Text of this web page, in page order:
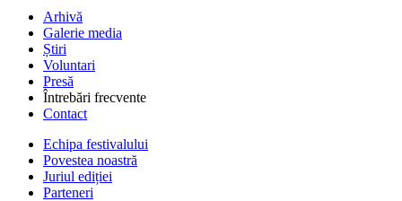
Arhivă
Galerie media
Știri
Voluntari
Presă
Întrebări frecvente
Contact
Echipa festivalului
Povestea noastră
Juriul ediției
Parteneri